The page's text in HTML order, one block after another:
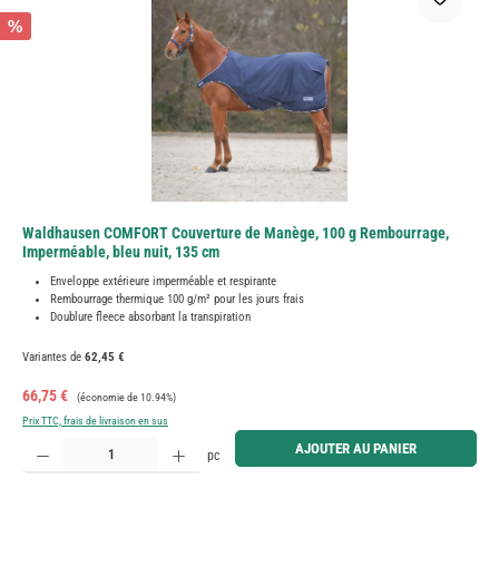
%
Waldhausen COMFORT Couverture de Manège, 100 g Rembourrage,
Imperméable, bleu nuit, 135 cm
Enveloppe extérieure imperméable et respirante
Rembourrage thermique 100 g/m² pour les jours frais
Doublure fleece absorbant la transpiration
Variantes de 62,45 €
Prix de vente :
66,75 € Prix régulier :
(économie de 10.94%)
Prix TTC, frais de livraison en sus
Quantité de produit : Entrez la quantité souhaitée ou utilisez les boutons pour augmenter ou
pc AJOUTER AU PANIER